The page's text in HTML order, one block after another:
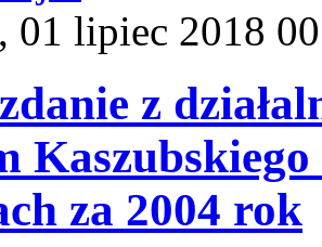
01 lipiec 2018
z
za 2004 rok